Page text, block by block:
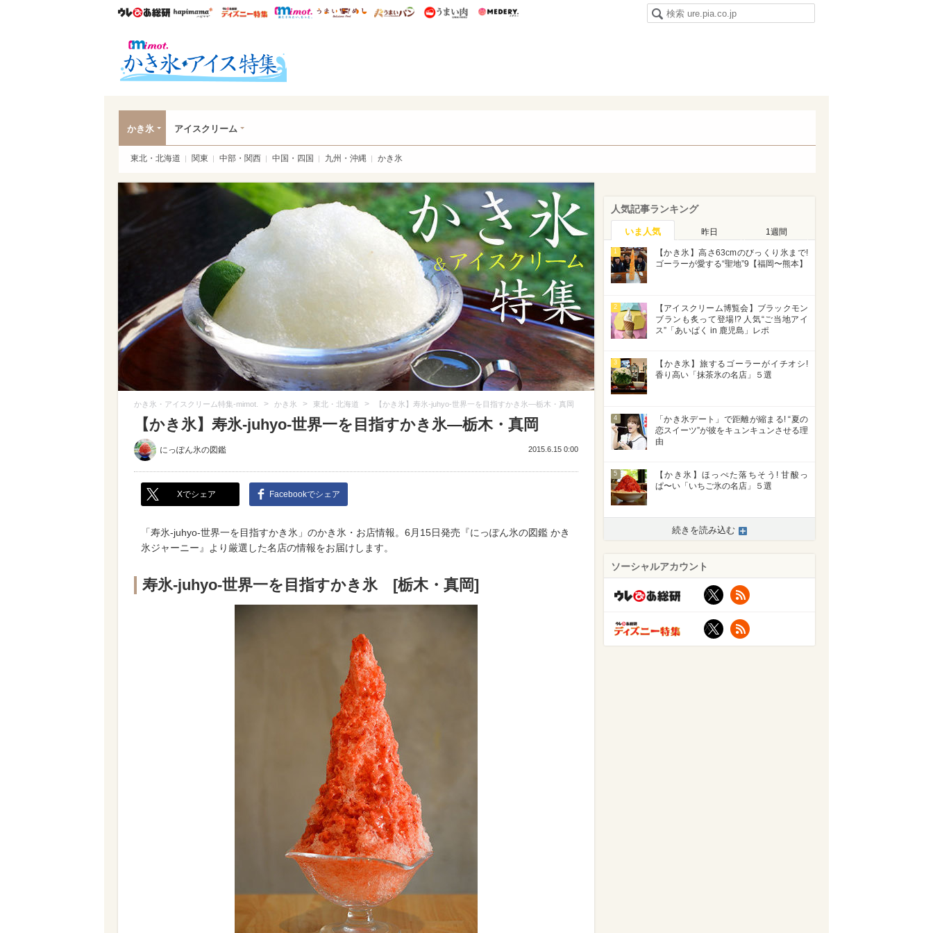
ウレぴあ総研ハピママ* ウレぴあ総研 ディズニー特集
mimot. うまいめし うまいパン うまい肉
かき氷 アイスクリーム
東北・北海道 関東 中部・関西 中国・四国 九州・沖縄 かき氷
かき氷・アイスクリーム特集-mimot. > かき氷 > 東北・北海道 > 【かき氷】寿氷-juhyo-世界一を目指すかき氷—栃木・真岡
【かき氷】寿氷-juhyo-世界一を目指すかき氷—栃木・真岡
にっぽん氷の図鑑 2015.6.15 0:00
Xでシェア Facebookでシェア
「寿氷-juhyo-世界一を目指すかき氷」のかき氷・お店情報。6月15日発売『にっぽん氷の図鑑 かき
氷ジャーニー』より厳選した名店の情報をお届けします。
寿氷-juhyo-世界一を目指すかき氷 [栃木・真岡]
人気記事ランキング
いま人気 昨日 1週間
1
【かき氷】高さ63cmのびっくり氷まで!
ゴーラーが愛する“聖地”9【福岡〜熊本】
2
【アイスクリーム博覧会】ブラックモン
ブランも炙って登場!? 人気“ご当地アイ
ス”「あいぱく in 鹿児島」レポ
3
【かき氷】旅するゴーラーがイチオシ!
香り高い「抹茶氷の名店」５選
4
「かき氷デート」で距離が縮まる! “夏の
恋スイーツ”が彼をキュンキュンさせる理
由
5
【かき氷】ほっぺた落ちそう! 甘酸っ
ぱ〜い「いちご氷の名店」５選
続きを読み込む
ソーシャルアカウント
X
X